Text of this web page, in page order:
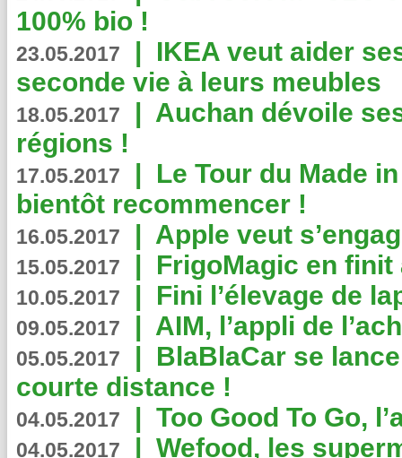
100% bio !
23.05.2017 | IKEA veut aider
seconde vie à leurs meubles
18.05.2017 | Auchan dévoile
régions !
17.05.2017 | Le Tour du Made
bientôt recommencer !
16.05.2017 | Apple veut
15.05.2017 | FrigoMagic en
10.05.2017 | Fini l’élevage de
09.05.2017 | AIM, l’appli de
05.05.2017 | BlaBlaCar se
courte distance !
04.05.2017 | Too Good To Go,
04.05.2017 | Wefood, les